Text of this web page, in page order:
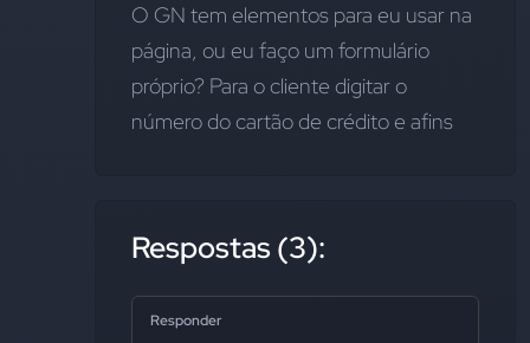
O GN tem elementos para eu usar na
página, ou eu faço um formulário
próprio? Para o cliente digitar o
número do cartão de crédito e afins
Respostas (3):
Responder